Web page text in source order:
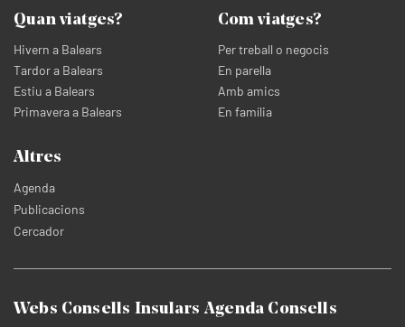
Quan viatges?
Hivern a Balears
Tardor a Balears
Estiu a Balears
Primavera a Balears
Com viatges?
Per treball o negocis
En parella
Amb amics
En família
Altres
Agenda
Publicacions
Cercador
Webs Consells Insulars Agenda Consells